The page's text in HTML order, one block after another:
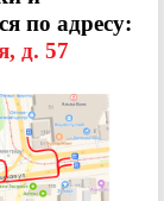
по адресу:
д. 57